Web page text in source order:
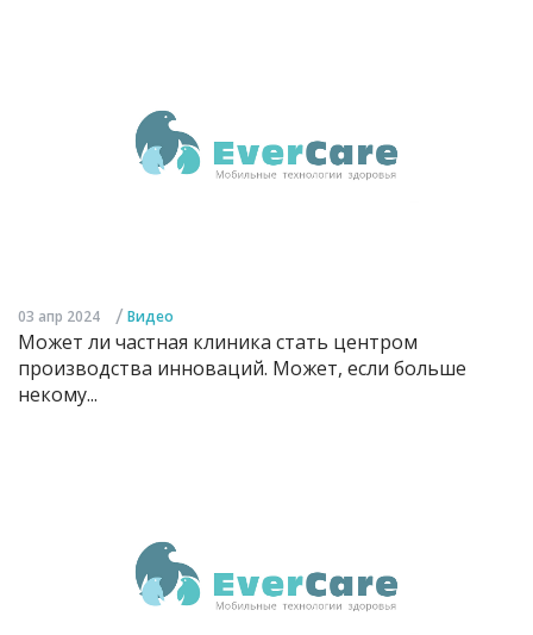
03 апр 2024 / Видео
Может ли частная клиника стать центром
производства инноваций. Может, если больше
некому...